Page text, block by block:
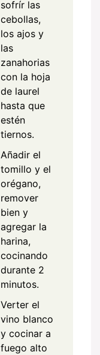
sofrír las
cebollas,
los ajos y
las
zanahorias
con la hoja
de laurel
hasta que
estén
tiernos.
Añadir el
tomillo y el
orégano,
remover
bien y
agregar la
harina,
cocinando
durante 2
minutos.
Verter el
vino blanco
y cocinar a
fuego alto